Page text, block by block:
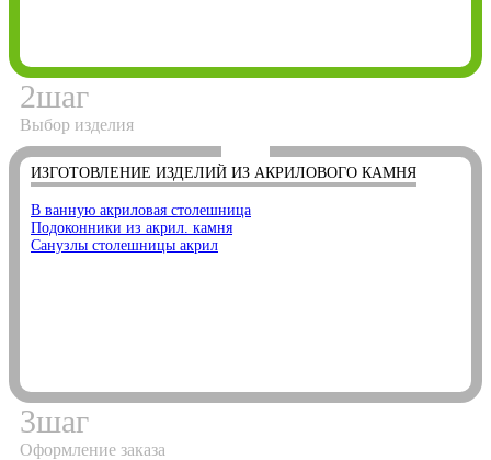
2шаг
Выбор изделия
ИЗГОТОВЛЕНИЕ ИЗДЕЛИЙ ИЗ АКРИЛОВОГО КАМНЯ
В ванную акриловая столешница
Подоконники из акрил. камня
Санузлы столешницы акрил
3шаг
Оформление заказа